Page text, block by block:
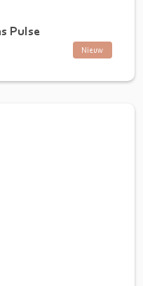
Pulse
Nieuw